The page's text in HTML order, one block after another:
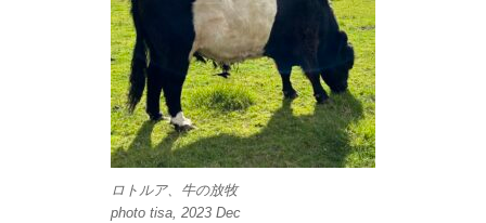
ロトルア、牛の放牧
photo tisa, 2023 Dec